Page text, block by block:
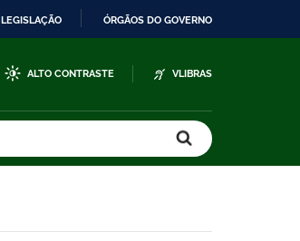
LEGISLAÇÃO ÓRGÃOS DO GOVERNO
ALTO CONTRASTE VLIBRAS